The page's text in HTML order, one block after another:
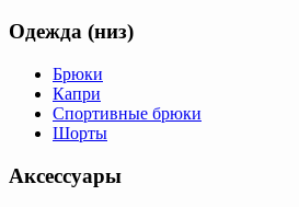
Одежда (низ)
Брюки
Капри
Спортивные брюки
Шорты
Аксессуары